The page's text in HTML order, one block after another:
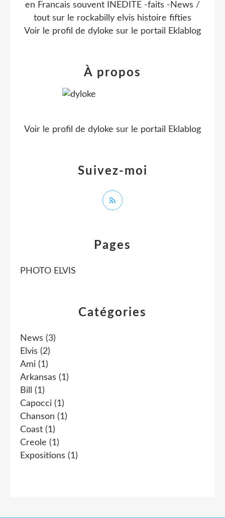
Catégories
News (3)
Elvis (2)
Ami (1)
Arkansas (1)
Bill
(1)
Capocci (1)
Chanson (1)
Coast (1)
Creole (1)
Expositions (1)
Pages
PHOTO ELVIS
en Francais souvent INEDITE -faits -News /
tout sur le rockabilly elvis histoire fifties
Voir le profil de dyloke sur le portail Eklablog
Suivez-moi
À propos
Voir le profil de dyloke sur le portail Eklablog